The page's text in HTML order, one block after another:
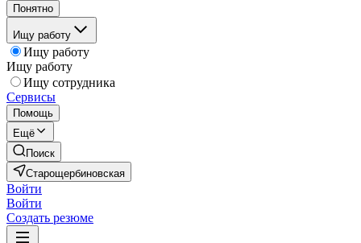
Понятно
Ищу работу
Ищу работу
Ищу работу
Ищу сотрудника
Сервисы
Помощь
Ещё
Поиск
Старощербиновская
Войти
Войти
Создать резюме